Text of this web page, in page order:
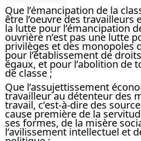
Que l’émancipation de la
être l’oeuvre des travailleurs
la lutte pour l’émancipation
ouvrière n’est pas une lutte
privilèges et des monopoles
pour l’établissement de
égaux, et pour l’abolition de
de classe ;
Que l’assujettissement
travailleur au détenteur des
travail, c’est-à-dire des
cause première de la
ses formes, de la misère
l’avilissement intellectuel et